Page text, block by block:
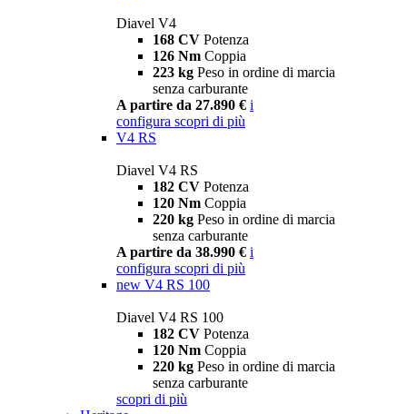
Diavel V4
168 CV Potenza
126 Nm Coppia
223 kg Peso in ordine di marcia
senza carburante
A partire da 27.890 € i
configura scopri di più
V4 RS
Diavel V4 RS
182 CV Potenza
120 Nm Coppia
220 kg Peso in ordine di marcia
senza carburante
A partire da 38.990 € i
configura scopri di più
new V4 RS 100
Diavel V4 RS 100
182 CV Potenza
120 Nm Coppia
220 kg Peso in ordine di marcia
senza carburante
scopri di più